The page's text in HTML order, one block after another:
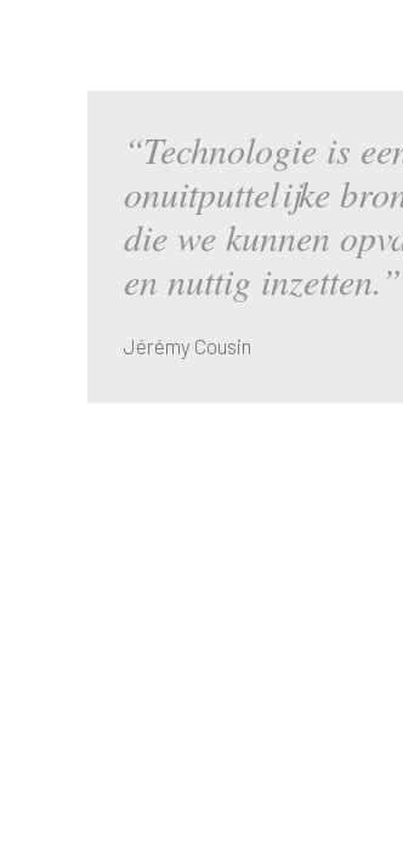
“Technologie is
onuitputtelijke
die we kunnen
en nuttig inzetten.”
Jérémy Cousin